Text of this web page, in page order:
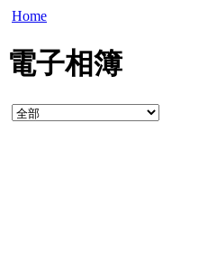
Home
電子相簿